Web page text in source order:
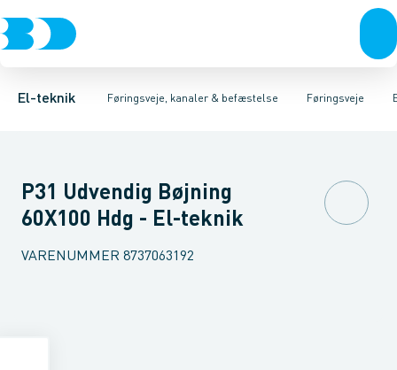
El-teknik Føringsveje, kanaler & befæstelse
Afbrydere, stikkontakter & lampeudtagForgreningsmateriel
Føringsveje
Føringsveje Installationskanaler for gulvInstallationskanaler
Gitterbakke Endestykke til kabelbakkeMontageplade til
P31 Udvendig Bøjning
60X100 Hdg - El-teknik
VARENUMMER 8737063192